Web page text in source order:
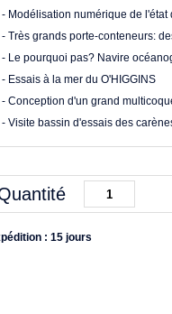
Modélisation numérique de
Très grands porte-conteneurs:
Le pourquoi pas? Navire
Essais à la mer du O'HIGGINS
Conception d'un grand
Visite bassin d'essais des
: 15 jours